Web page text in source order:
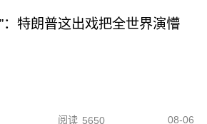
：特朗普这出戏把全世界演懵
阅读 5650 08-06